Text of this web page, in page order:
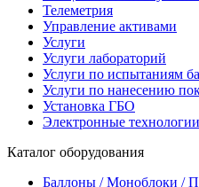
Телеметрия
Управление активами
Услуги
Услуги лабораторий
Услуги по испытаниям
Услуги по нанесению
Установка ГБО
Электронные технологии
Каталог оборудования
Баллоны / Моноблоки /